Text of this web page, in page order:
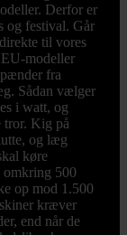
Derfor er
og festival. Går
til vores
modeller
fra
Sådan vælger
i watt, og
tror. Kig på
og læg
køre
omkring 500
op mod 1.500
kræver
end når de